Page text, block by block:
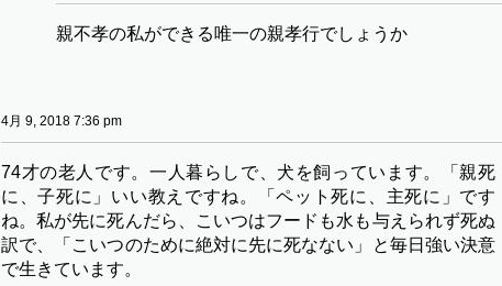
親不孝の私ができる唯一の親孝行でしょうか
4月 9, 2018 7:36 pm
74才の老人です。一人暮らしで、犬を飼っています。「親死
に、子死に」いい教えですね。「ペット死に、主死に」です
ね。私が先に死んだら、こいつはフードも水も与えられず死ぬ
訳で、「こいつのために絶対に先に死なない」と毎日強い決意
で生きています。